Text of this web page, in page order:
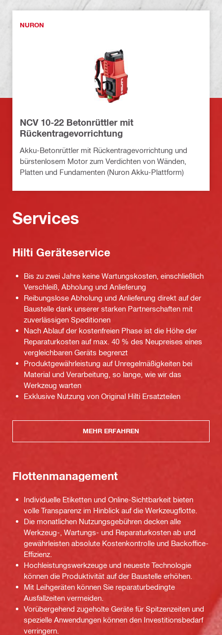
NURON
NCV 10-22 Betonrüttler mit
Rückentragevorrichtung
Akku-Betonrüttler mit Rückentragevorrichtung und
bürstenlosem Motor zum Verdichten von Wänden,
Platten und Fundamenten (Nuron Akku-Plattform)
Services
Hilti Geräteservice
Bis zu zwei Jahre keine Wartungskosten, einschließlich
Verschleiß, Abholung und Anlieferung
Reibungslose Abholung und Anlieferung direkt auf der
Baustelle dank unserer starken Partnerschaften mit
zuverlässigen Speditionen
Nach Ablauf der kostenfreien Phase ist die Höhe der
Reparaturkosten auf max. 40 % des Neupreises eines
vergleichbaren Geräts begrenzt
Produktgewährleistung auf Unregelmäßigkeiten bei
Material und Verarbeitung, so lange, wie wir das
Werkzeug warten
Exklusive Nutzung von Original Hilti Ersatzteilen
MEHR ERFAHREN
Flottenmanagement
Individuelle Etiketten und Online-Sichtbarkeit bieten
volle Transparenz im Hinblick auf die Werkzeugflotte.
Die monatlichen Nutzungsgebühren decken alle
Werkzeug-, Wartungs- und Reparaturkosten ab und
gewährleisten absolute Kostenkontrolle und Backoffice-
Effizienz.
Hochleistungswerkzeuge und neueste Technologie
können die Produktivität auf der Baustelle erhöhen.
Mit Leihgeräten können Sie reparaturbedingte
Ausfallzeiten vermeiden.
Vorübergehend zugeholte Geräte für Spitzenzeiten und
spezielle Anwendungen können den Investitionsbedarf
verringern.